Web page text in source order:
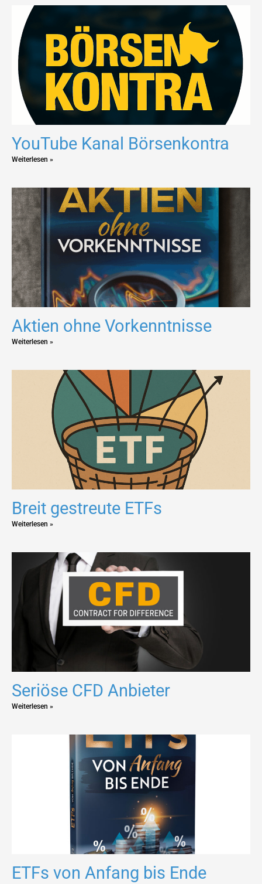
YouTube Kanal Börsenkontra
Weiterlesen »
Aktien ohne Vorkenntnisse
Weiterlesen »
Breit gestreute ETFs
Weiterlesen »
Seriöse CFD Anbieter
Weiterlesen »
ETFs von Anfang bis Ende